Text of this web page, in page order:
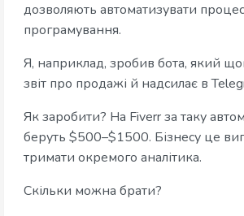
дозволяють автоматизувати
програмування.
Я, наприклад, зробив бота, який
звіт про продажі й надсилає в
Як заробити? На Fiverr за таку
беруть $500–$1500. Бізнесу це
тримати окремого аналітика.
Скільки можна брати?